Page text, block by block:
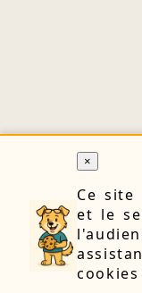
×
Ce site
et le
cookies